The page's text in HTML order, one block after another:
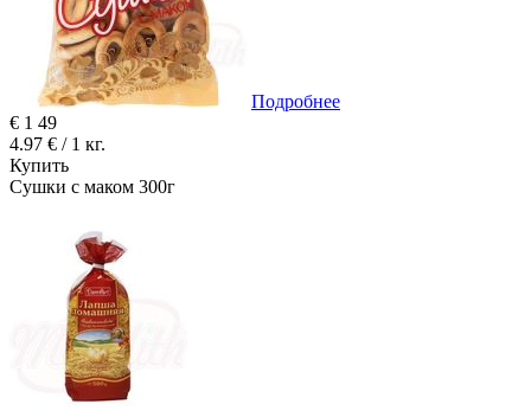
Подробнее
€ 1 49
4.97 € / 1 кг.
Купить
Сушки с маком 300г